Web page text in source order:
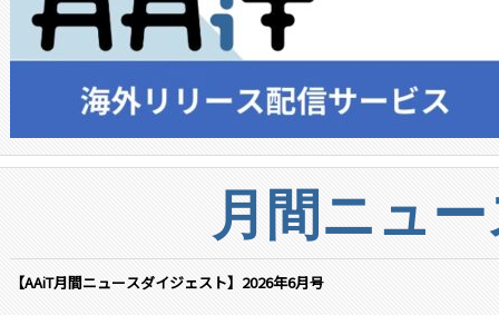
月間ニュ
【AAiT月間ニュースダイジェスト】2026年6月号